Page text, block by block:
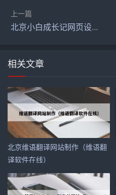
上一篇
北京小白成长记网页设计（小白成长记是什么）
相关文章
北京维语翻译网站制作（维语翻
译软件在线）